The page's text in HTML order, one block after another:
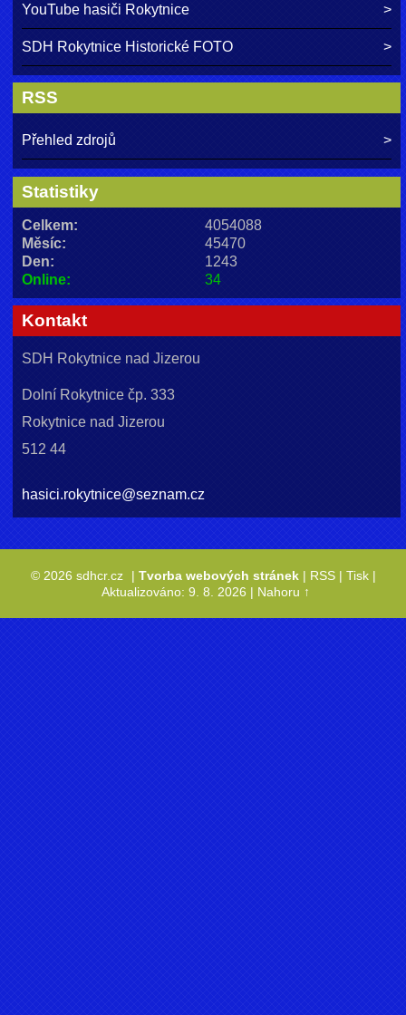
YouTube hasiči Rokytnice
SDH Rokytnice Historické FOTO
RSS
Přehled zdrojů
Statistiky
Online: 34
Celkem:
4054088
Měsíc:
45470
Den:
1243
Kontakt
SDH Rokytnice nad Jizerou
Dolní Rokytnice čp. 333
Rokytnice nad Jizerou
512 44
hasici.rokytnice@seznam.cz
© 2026 sdhcr.cz | Tvorba webových stránek| RSS| Tisk|
Aktualizováno: 9. 8. 2026 | Nahoru ↑